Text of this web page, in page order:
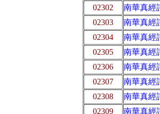
02302
南華真經
02303
南華真經
02304
南華真經
02305
南華真經
02306
南華真經
02307
南華真經
02308
南華真經
02309
南華真經